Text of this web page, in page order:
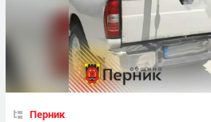
Перник